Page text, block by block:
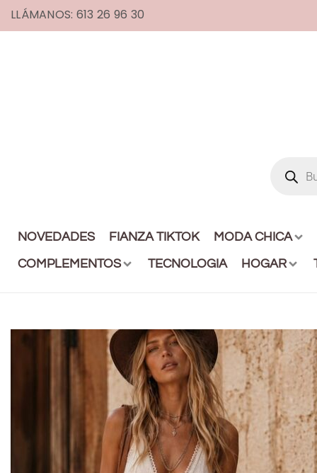
LLÁMANOS: 613 26 96 30
NOVEDADES FIANZA TIKTOK
MODA CHICA
COMPLEMENTOS
TECNOLOGIA HOGAR